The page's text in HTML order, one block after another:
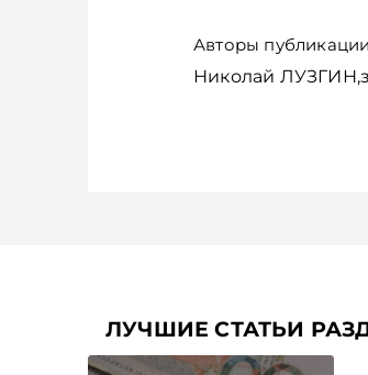
Авторы
Николай
ЛУЧШИЕ СТАТЬИ